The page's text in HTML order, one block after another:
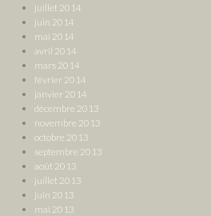
juillet 2014
juin 2014
mai 2014
avril 2014
mars 2014
février 2014
janvier 2014
décembre 2013
novembre 2013
octobre 2013
septembre 2013
août 2013
juillet 2013
juin 2013
mai 2013